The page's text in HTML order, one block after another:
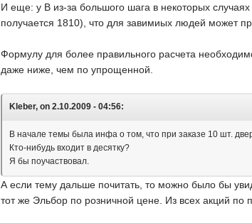
И еще: у В из-за большого шага в некоторых
получается 1810), что для завимиых людей может
Формулу для более правильного расчета
даже ниже, чем по упрощенной.
Kleber, on 2.10.2009 - 04:56:
В начале темы была инфа о том, что при заказе 10 шт.
Кто-нибудь входит в десятку?
Я бы поучаствовал.
А если тему дальше почитать, то можно было бы
тот же Эльбор по розничной цене. Из всех акций по